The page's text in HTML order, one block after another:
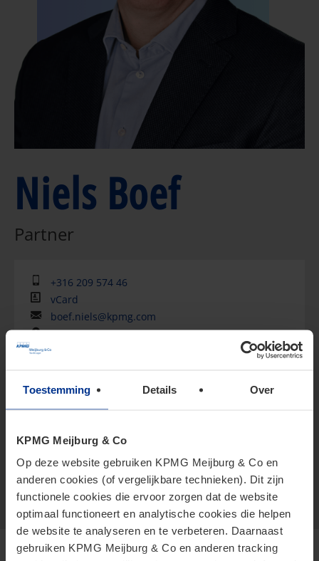
Toestemming Details Over
KPMG Meijburg & Co
Op deze website gebruiken KPMG Meijburg & Co en
anderen cookies (of vergelijkbare technieken). Dit zijn
functionele cookies die ervoor zorgen dat de website
optimaal functioneert en analytische cookies die helpen
de website te analyseren en te verbeteren. Daarnaast
gebruiken KPMG Meijburg & Co en anderen tracking
Niels Boef
Partner
+316 209 574 46
vCard
boef.niels@kpmg.com
Meijburg Amstelveen
Niels leidt de tak Corporate Clients van KPMG
overheidscontroles tot gerechtelijke procedures. Hij
verleent al ruim twintig jaar belastingadviesdienste...
Meer weergeven